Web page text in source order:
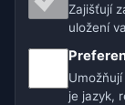
🇨🇿 Česko
🇩🇪🇦🇹🇨🇭
Zajišťují
uložení
je jazyk,